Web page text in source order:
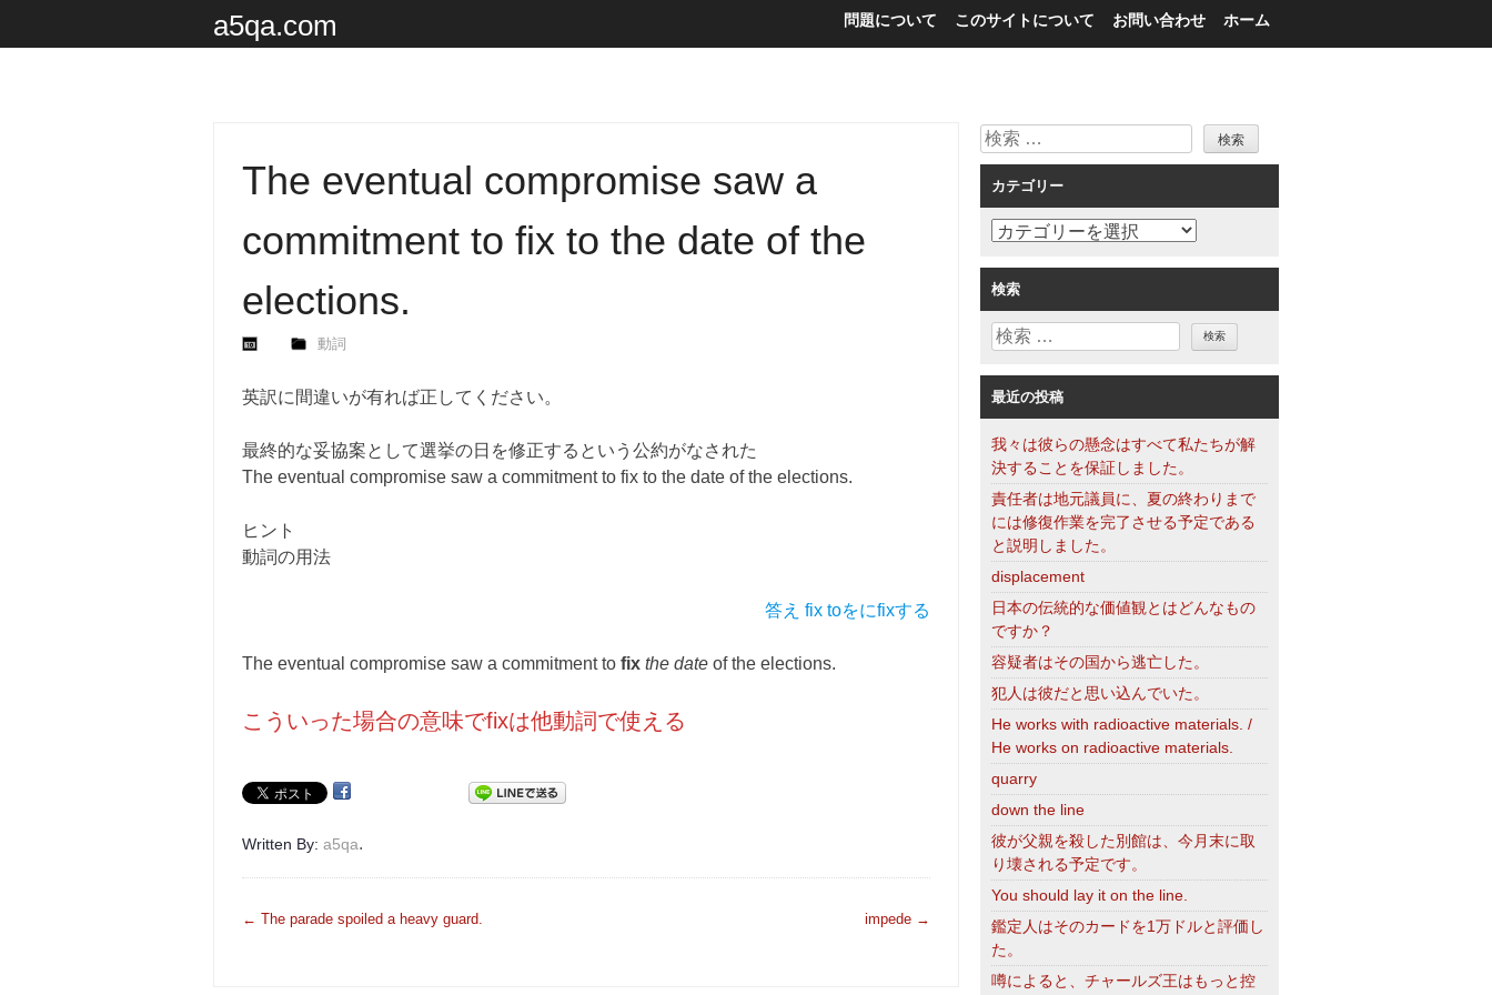
a5qa.com ホーム
お問い合わせ
このサイトについて
問題について
The eventual compromise saw a
commitment to fix to the date of the
elections.
動詞
英訳に間違いが有れば正してください。
最終的な妥協案として選挙の日を修正するという公約がなされた
The eventual compromise saw a commitment to fix to the date of the elections.
ヒント
動詞の用法
答え fix toをにfixする
The eventual compromise saw a commitment to fix the date of the elections.
こういった場合の意味でfixは他動詞で使える
Written By: a5qa.
投
← The parade spoiled a heavy guard. impede →
検
索
カテゴリー
カ
ゴ
リ
ー
検索
検
最近の投稿
我々は彼らの懸念はすべて私たちが解
決することを保証しました。
責任者は地元議員に、夏の終わりまで
には修復作業を完了させる予定である
と説明しました。
displacement
日本の伝統的な価値観とはどんなもの
ですか？
容疑者はその国から逃亡した。
犯人は彼だと思い込んでいた。
He works with radioactive materials. /
He works on radioactive materials.
quarry
down the line
彼が父親を殺した別館は、今月末に取
り壊される予定です。
You should lay it on the line.
鑑定人はそのカードを1万ドルと評価し
た。
噂によると、チャールズ王はもっと控